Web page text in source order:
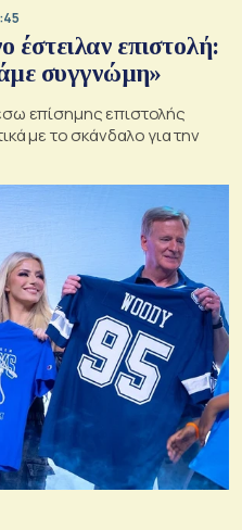
έστειλαν επιστολή:
συγγνώμη»
επίσημης επιστολής
με το σκάνδαλο για την